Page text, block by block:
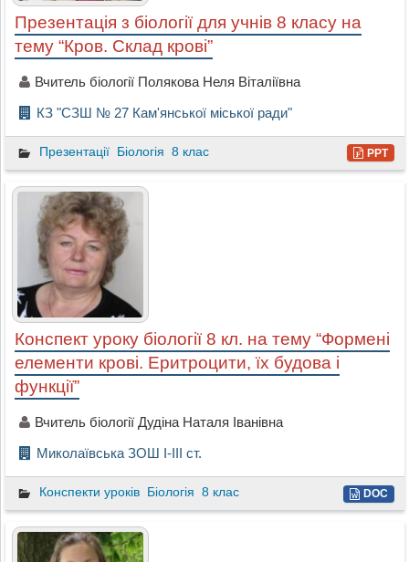
Презентація з біології для учнів 8 класу на
тему “Кров. Склад крові”
Вчитель біології Полякова Неля Віталіївна
КЗ "СЗШ № 27 Кам'янської міської ради"
Презентації Біологія 8 клас PPT
Конспект уроку біології 8 кл. на тему “Формені
елементи крові. Еритроцити, їх будова і
функції”
Вчитель біології Дудіна Наталя Іванівна
Миколаївська ЗОШ І-ІІІ ст.
Конспекти уроків Біологія 8 клас DOC